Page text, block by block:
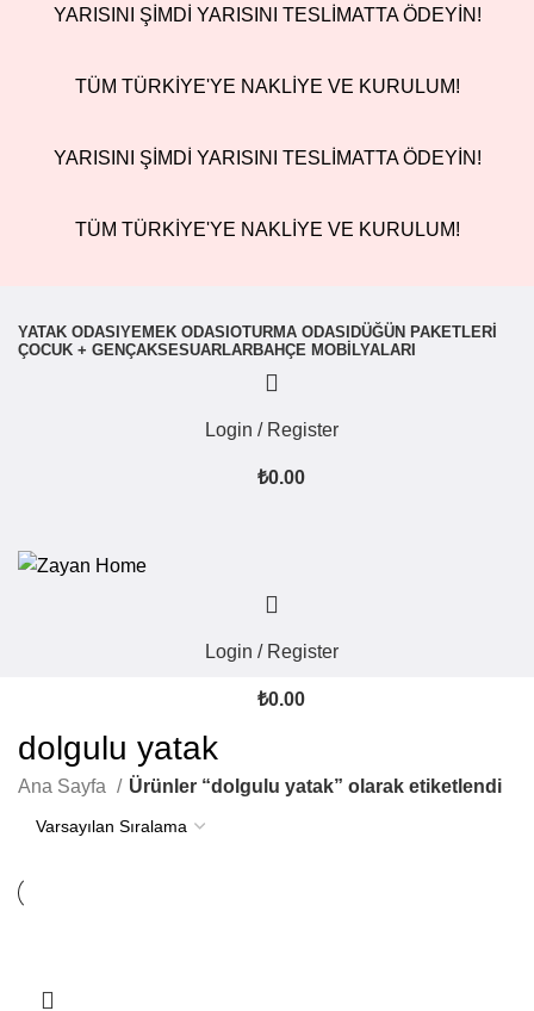
YARISINI ŞİMDİ YARISINI TESLİMATTA ÖDEYİN!
TÜM TÜRKİYE'YE NAKLİYE VE KURULUM!
YARISINI ŞİMDİ YARISINI TESLİMATTA ÖDEYİN!
TÜM TÜRKİYE'YE NAKLİYE VE KURULUM!
YATAK ODASI YEMEK ODASI OTURMA ODASI DÜĞÜN PAKETLERI
ÇOCUK + GENÇAKSESUARLARBAHÇE MOBILYALARI
Login / Register
₺0.00
Login / Register
₺0.00
dolgulu yatak
Ana Sayfa Ürünler “dolgulu yatak” olarak etiketlendi